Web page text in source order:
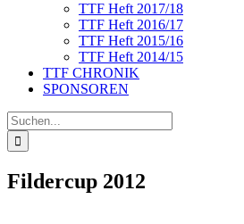
TTF Heft 2017/18
TTF Heft 2016/17
TTF Heft 2015/16
TTF Heft 2014/15
TTF CHRONIK
SPONSOREN
Suche
nach:
Fildercup 2012